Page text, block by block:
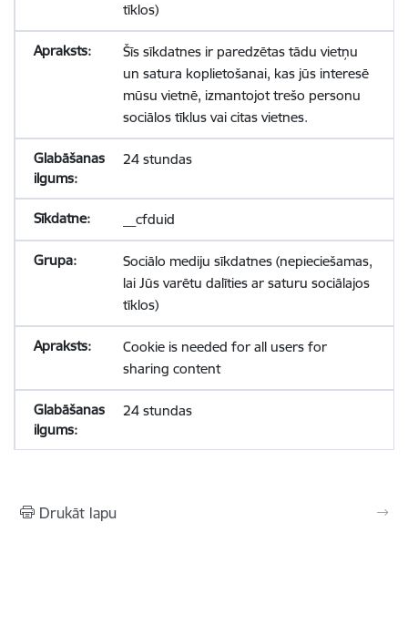
tīklos)
Šīs sīkdatnes ir paredzētas tādu vietņu
un satura koplietošanai, kas jūs interesē
mūsu vietnē, izmantojot trešo personu
sociālos tīklus vai citas vietnes.
24 stundas
__cfduid
Sociālo mediju sīkdatnes (nepieciešamas,
lai Jūs varētu dalīties ar saturu sociālajos
tīklos)
Cookie is needed for all users for
sharing content
24 stundas
Drukāt lapu